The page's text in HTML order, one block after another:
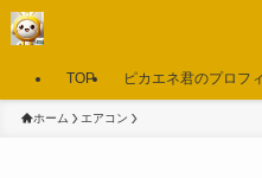
TOP ピカエネ君のプロフ
ホーム エアコン